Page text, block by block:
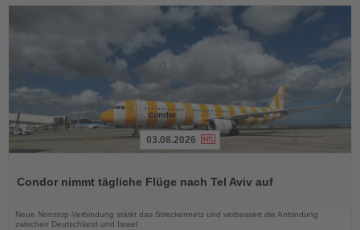
die
03.08.2026
Condor nimmt tägliche Flüge nach Tel Aviv auf
Neue Nonstop-Verbindung stärkt das Streckennetz und verbessert die Anbindung
zwischen Deutschland und Israel